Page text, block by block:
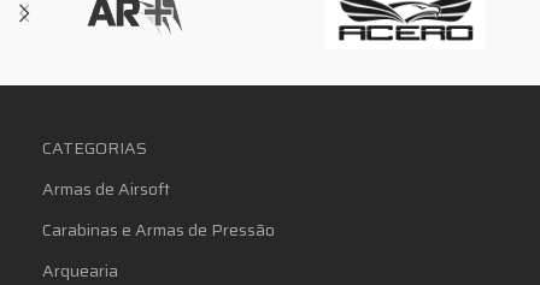
CATEGORIAS
Armas de Airsoft
Carabinas e Armas de Pressão
Arquearia